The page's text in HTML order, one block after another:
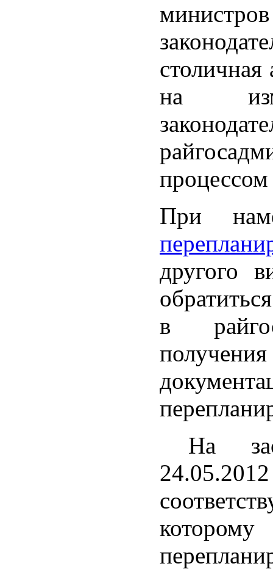
столичная
на
При
другого
в
На